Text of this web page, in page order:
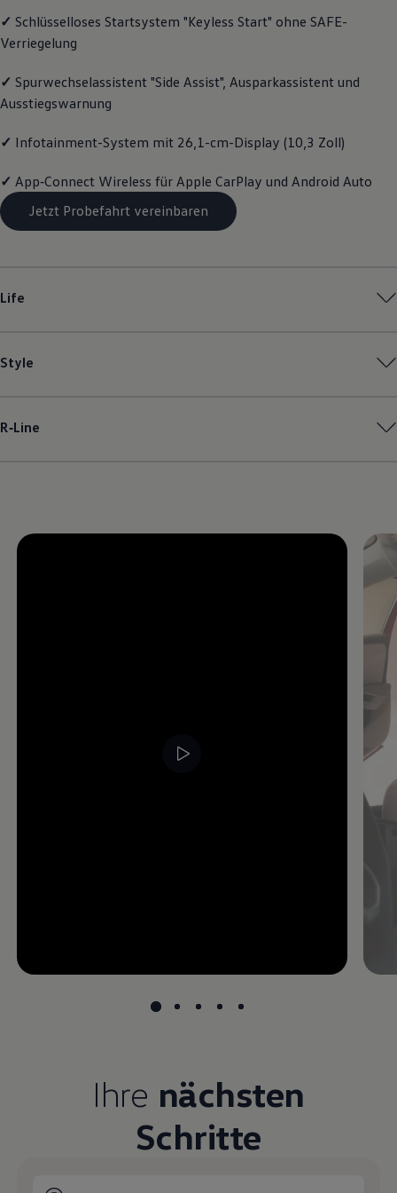
Motorenöl und Flüssigkeiten
Räder und Reifen
Volkswagen Teile
Modellspezifisches Zubehör
Transport
Individualisieren
Wallbox und Ladekabel
Digitale Extras
Dienste für Ihr Modell finden
✓ Schlüsselloses Startsystem "Keyless Start" ohne SAFE-
Verriegelung
✓ Spurwechselassistent "Side Assist", Ausparkassistent und
Ausstiegswarnung
✓ Infotainment-System mit 26,1-cm-Display (10,3 Zoll)
✓ App‑Connect Wireless für Apple CarPlay und Android Auto
Jetzt Probefahrt vereinbaren
Life
Style
R‑Line
Ihre nächsten
Schritte